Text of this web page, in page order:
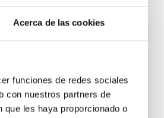
Acerca de las cookies
funciones de redes sociales
con nuestros partners de
les haya proporcionado o